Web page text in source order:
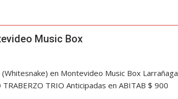
Music Box
en Montevideo Music Box Larrañaga
TRIO Anticipadas en ABITAB $ 900